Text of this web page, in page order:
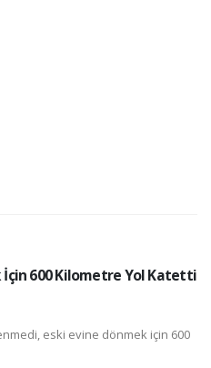
İçin 600 Kilometre Yol Katetti
eski evine dönmek için 600